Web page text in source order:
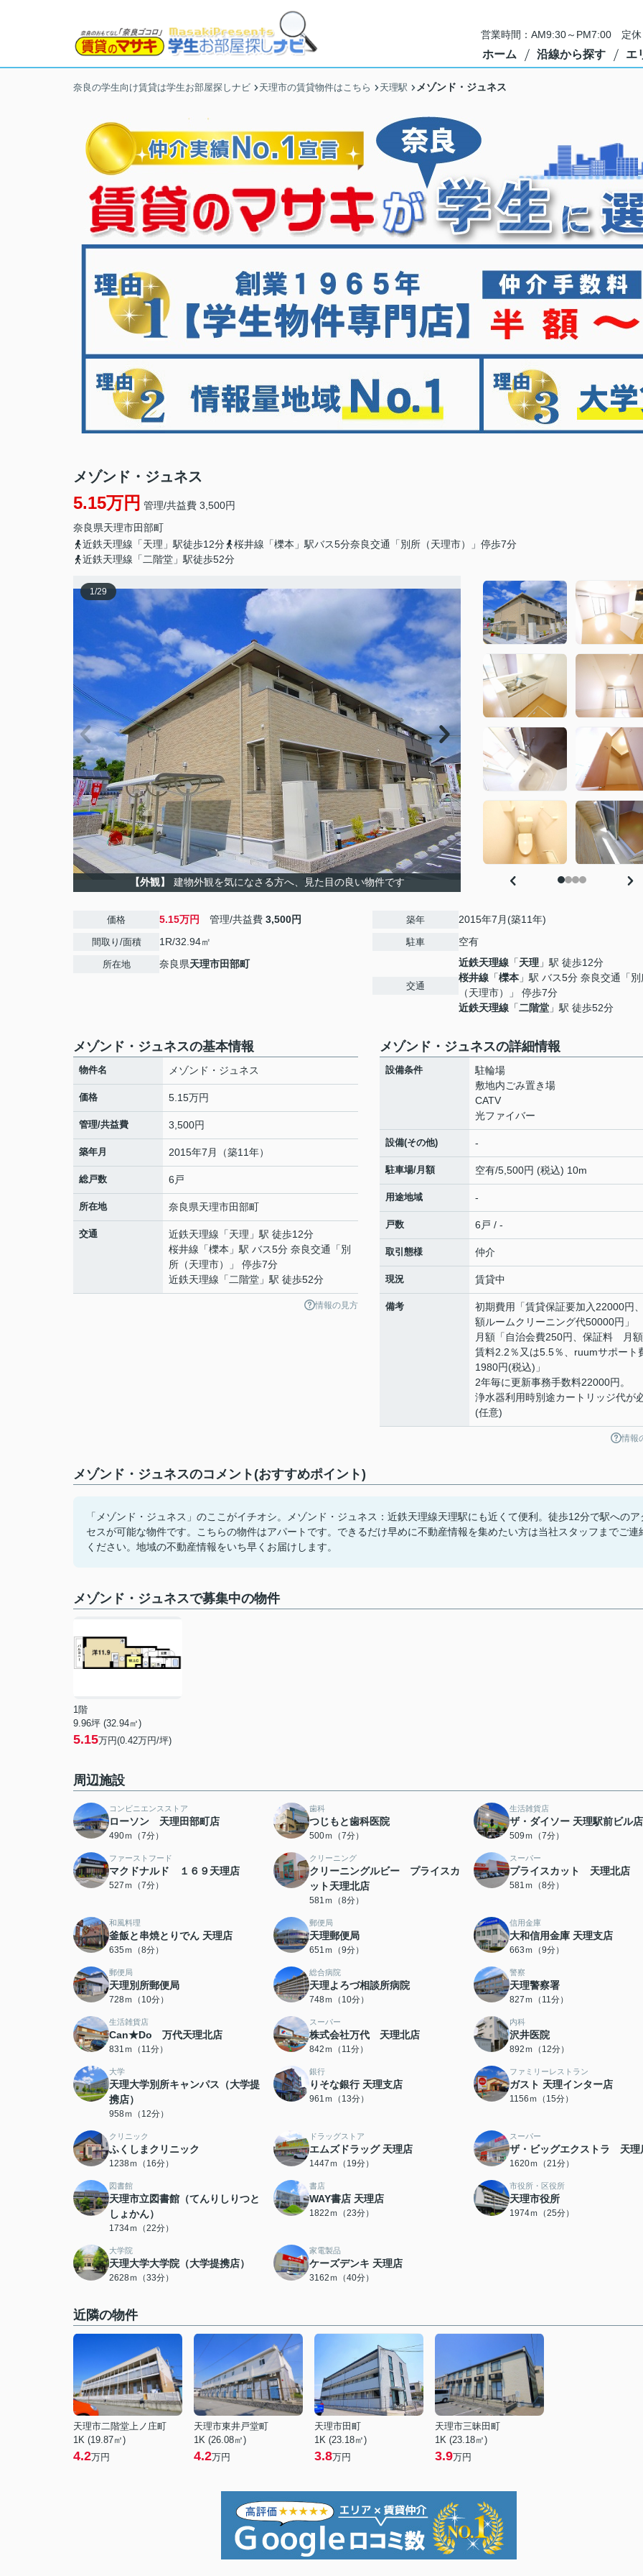
営業時間：AM9:30～PM7:00 定休
ホーム 沿線から探す エ
奈良の学生向け賃貸は学生お部屋探しナビ 天理市の賃貸物件はこちら 天理駅 メゾンド・ジュネス
メゾンド・ジュネス
5.15万円 管理/共益費 3,500円
奈良県天理市田部町
近鉄天理線「天理」駅徒歩12分
桜井線「櫟本」駅バス5分奈良交通「別所（天理市）」停歩7分
近鉄天理線「二階堂」駅徒歩52分
1/29
【外観】 建物外観を気になさる方へ、見た目の良い物件です
価格 5.15万円 管理/共益費 3,500円
間取り/面積 1R/32.94㎡
所在地 奈良県天理市田部町
築年 2015年7月(築11年)
駐車 空有
交通
近鉄天理線 「天理 」駅 徒歩12分
桜井線 「櫟本 」駅 バス5分 奈良交通「別
（天理市）」 停歩7分
近鉄天理線 「二階堂 」駅 徒歩52分
メゾンド・ジュネスの基本情報
物件名 メゾンド・ジュネス
価格 5.15万円
管理/共益費 3,500円
築年月 2015年7月（築11年）
総戸数 6戸
所在地 奈良県天理市田部町
交通 近鉄天理線 「天理 」駅 徒歩12分
桜井線 「櫟本 」駅 バス5分 奈良交通「別
所（天理市）」 停歩7分
近鉄天理線 「 二階堂 」駅 徒歩52分
情報の見方
メゾンド・ジュネスの詳細情報
設備条件
駐輪場
敷地内ごみ置き場
CATV
光ファイバー
設備(その他) -
駐車場/月額 空有/5,500円 (税込) 10m
用途地域 -
戸数 6戸 / -
取引態様 仲介
現況 賃貸中
備考
初期費用「賃貸保証要加入22000円
額ルームクリーニング代50000円」
月額「自治会費250円、保証料 月
賃料2.2％又は5.5％、ruumサポート
1980円(税込)」
2年毎に更新事務手数料22000円。
浄水器利用時別途カートリッジ代が
(任意)
情報
メゾンド・ジュネスのコメント(おすすめポイント)
「メゾンド・ジュネス」のここがイチオシ。メゾンド・ジュネス：近鉄天理線天理駅にも近くて便利。徒歩12分で駅へのア
セスが可能な物件です。こちらの物件はアパートです。できるだけ早めに不動産情報を集めたい方は当社スタッフまでご連
ください。地域の不動産情報をいち早くお届けします。
メゾンド・ジュネスで募集中の物件
1階
9.96坪 (32.94㎡)
5.15万円(0.42万円/坪)
周辺施設
コンビニエンスストア
ローソン 天理田部町店
490ｍ（7分）
歯科
つじもと歯科医院
500ｍ（7分）
生活雑貨店
ザ・ダイソー 天理駅前ビル店
509ｍ（7分）
ファーストフード
マクドナルド １６９天理店
527ｍ（7分）
クリーニング
クリーニングルビー プライスカ
ット天理北店
581ｍ（8分）
スーパー
プライスカット 天理北店
581ｍ（8分）
和風料理
釜飯と串焼とりでん 天理店
635ｍ（8分）
郵便局
天理郵便局
651ｍ（9分）
信用金庫
大和信用金庫 天理支店
663ｍ（9分）
郵便局
天理別所郵便局
728ｍ（10分）
総合病院
天理よろづ相談所病院
748ｍ（10分）
警察
天理警察署
827ｍ（11分）
生活雑貨店
Can★Do 万代天理北店
831ｍ（11分）
スーパー
株式会社万代 天理北店
842ｍ（11分）
内科
沢井医院
892ｍ（12分）
大学
天理大学別所キャンパス（大学提
携店）
958ｍ（12分）
銀行
りそな銀行 天理支店
961ｍ（13分）
ファミリーレストラン
ガスト 天理インター店
1156ｍ（15分）
クリニック
ふくしまクリニック
1238ｍ（16分）
ドラッグストア
エムズドラッグ 天理店
1447ｍ（19分）
スーパー
ザ・ビッグエクストラ 天理
1620ｍ（21分）
図書館
天理市立図書館（てんりしりつと
しょかん）
1734ｍ（22分）
書店
WAY書店 天理店
1822ｍ（23分）
市役所・区役所
天理市役所
1974ｍ（25分）
大学院
天理大学大学院（大学提携店）
2628ｍ（33分）
家電製品
ケーズデンキ 天理店
3162ｍ（40分）
近隣の物件
天理市二階堂上ノ庄町
1K (19.87㎡)
4.2万円
天理市東井戸堂町
1K (26.08㎡)
4.2万円
天理市田町
1K (23.18㎡)
3.8万円
天理市三昧田町
1K (23.18㎡)
3.9万円